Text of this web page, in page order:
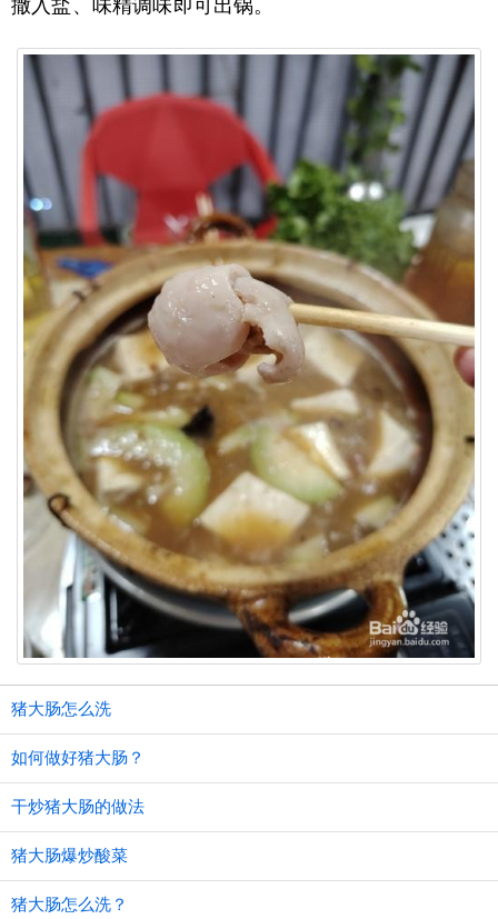
撒入盐、味精调味即可出锅。
猪大肠怎么洗
如何做好猪大肠？
干炒猪大肠的做法
猪大肠爆炒酸菜
猪大肠怎么洗？